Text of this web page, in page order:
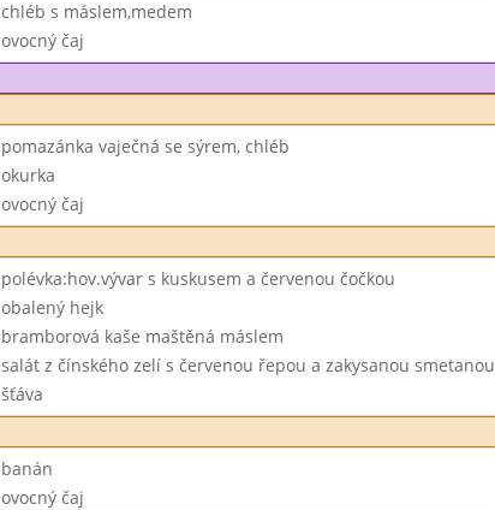
chléb s máslem,medem
ovocný čaj
pomazánka vaječná se sýrem, chléb
okurka
ovocný čaj
polévka:hov.vývar s kuskusem a červenou čočkou
obalený hejk
bramborová kaše maštěná máslem
salát z čínského zelí s červenou řepou a zakysanou smetanou
šťáva
banán
ovocný čaj